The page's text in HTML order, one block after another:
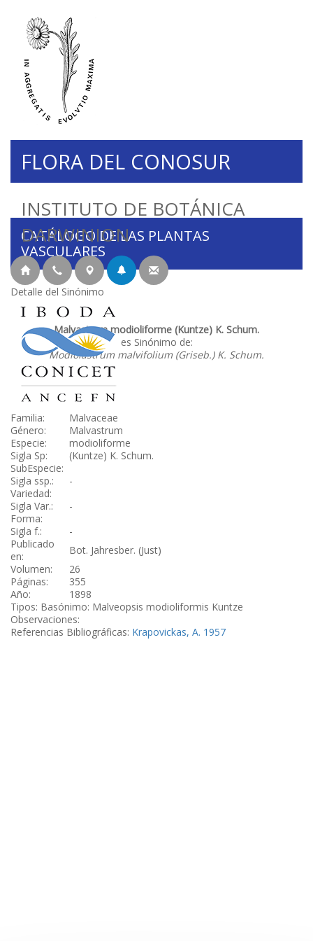
INSTITUTO DE BOTÁNICA
DARWINION
FLORA DEL CONOSUR
CATÁLOGO DE LAS PLANTAS
VASCULARES
Detalle del Sinónimo
Malvastrum modioliforme (Kuntze) K. Schum.
es Sinónimo de:
Modiolastrum malvifolium (Griseb.) K. Schum.
Familia:
Malvaceae
Género:
Malvastrum
Especie:
modioliforme
Sigla Sp:
(Kuntze) K. Schum.
SubEspecie:
Sigla ssp.:
-
Variedad:
Sigla Var.:
-
Forma:
Sigla f.:
-
Publicado
en:
Bot. Jahresber. (Just)
Volumen:
26
Páginas:
355
Año:
1898
Tipos: Basónimo: Malveopsis modioliformis Kuntze
Observaciones:
Referencias Bibliográficas: Krapovickas, A. 1957